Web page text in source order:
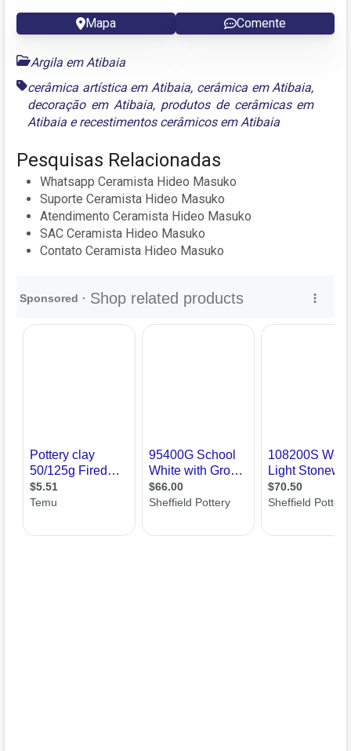
Mapa Comente
Argila em Atibaia
cerâmica artística em Atibaia, cerâmica em Atibaia,
decoração em Atibaia, produtos de cerâmicas em
Atibaia erecestimentos cerâmicos em Atibaia
Pesquisas Relacionadas
Whatsapp Ceramista Hideo Masuko
Suporte Ceramista Hideo Masuko
Atendimento Ceramista Hideo Masuko
SAC Ceramista Hideo Masuko
Contato Ceramista Hideo Masuko